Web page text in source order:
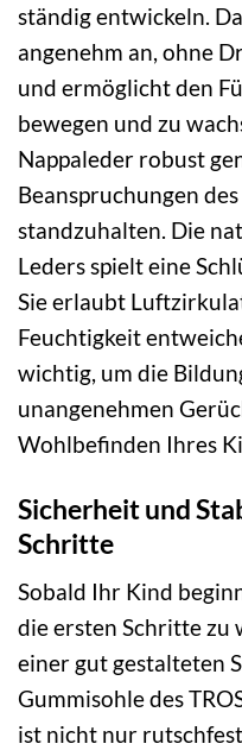
ständig entwickeln.
angenehm an, ohne
und ermöglicht den
bewegen und zu
Nappaleder robust
Beanspruchungen
standzuhalten. Die
Leders spielt eine
Sie erlaubt
Feuchtigkeit
wichtig, um die
unangenehmen
Wohlbefinden Ihres
Sicherheit und
Schritte
Sobald Ihr Kind
die ersten Schritte zu
einer gut gestalteten
Gummisohle des
ist nicht nur